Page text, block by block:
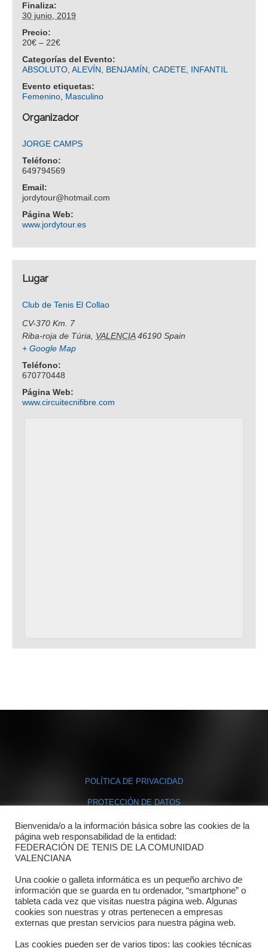
Finaliza:
30 junio, 2019
Precio:
20€ – 22€
Categorías del Evento:
ABSOLUTO,ALEVÍN, BENJAMÍN,CADETE, INFANTIL
Evento etiquetas:
Femenino, Masculino
Organizador
JORGE CAMPS
Teléfono:
649794569
Email:
jordytour@hotmail.com
Página Web:
www.jordytour.es
Lugar
Club de Tenis El Collao
CV-370 Km. 7
Riba-roja de Túria
VALENCIA 46190 Spain
+ Google Map
Teléfono:
670770448
Página Web:
www.circuitecnifibre.com
POLÍTICA DE PRIVACIDAD
PROTECCIÓN DE DATOS
POLÍTICA DE COOKIES
Dónde estamos
Directorio departamentos
Horario
Bienvenida/o a la información básica sobre las cookies de la
página web responsabilidad de la entidad:
FEDERACIÓN DE TENIS DE LA COMUNIDAD
VALENCIANA
Una cookie o galleta informática es un pequeño archivo de
información que se guarda en tu ordenador, “smartphone” o
tableta cada vez que visitas nuestra página web. Algunas
cookies son nuestras y otras pertenecen a empresas
externas que prestan servicios para nuestra página web.
Las cookies pueden ser de varios tipos: las cookies técnicas